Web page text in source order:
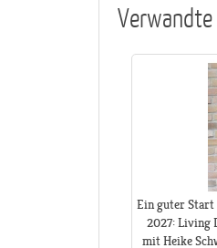
Ein guter Start
2027: Living
mit Heike